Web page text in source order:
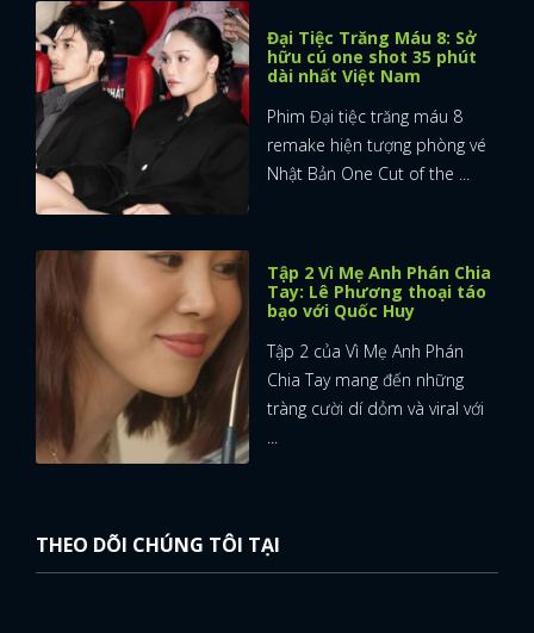
Đại Tiệc Trăng Máu 8: Sở
hữu cú one shot 35 phút
dài nhất Việt Nam
Phim Đại tiệc trăng máu 8
remake hiện tượng phòng vé
Nhật Bản One Cut of the ...
Tập 2 Vì Mẹ Anh Phán Chia
Tay: Lê Phương thoại táo
bạo với Quốc Huy
Tập 2 của Vì Mẹ Anh Phán
Chia Tay mang đến những
tràng cười dí dỏm và viral với
...
THEO DÕI CHÚNG TÔI TẠI